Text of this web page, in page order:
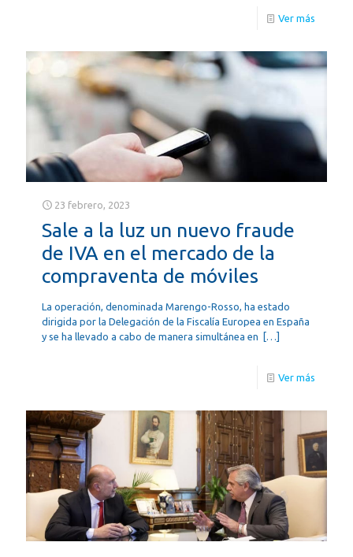
Ver más
23 febrero, 2023
Sale a la luz un nuevo fraude
de IVA en el mercado de la
compraventa de móviles
La operación, denominada Marengo-Rosso, ha estado
dirigida por la Delegación de la Fiscalía Europea en España
y se ha llevado a cabo de manera simultánea en
[…]
Ver más